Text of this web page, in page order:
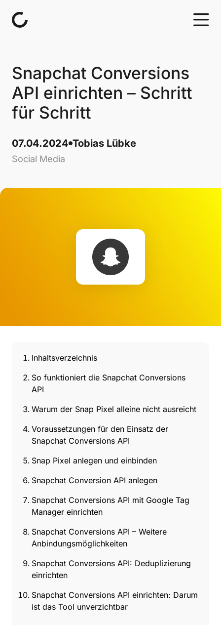
Snapchat Conversions
API einrichten – Schritt
für Schritt
07.04.2024 Tobias Lübke
Social Media
Inhaltsverzeichnis
So funktioniert die Snapchat Conversions
API
Warum der Snap Pixel alleine nicht ausreicht
Voraussetzungen für den Einsatz der
Snapchat Conversions API
Snap Pixel anlegen und einbinden
Snapchat Conversion API anlegen
Snapchat Conversions API mit Google Tag
Manager einrichten
Snapchat Conversions API – Weitere
Anbindungsmöglichkeiten
Snapchat Conversions API: Deduplizierung
einrichten
Snapchat Conversions API einrichten: Darum
ist das Tool unverzichtbar